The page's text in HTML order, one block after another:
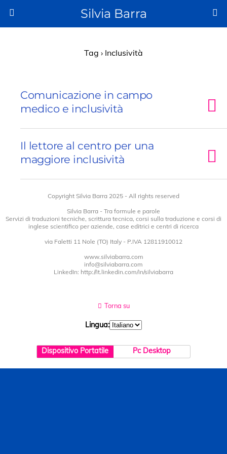
Silvia Barra
Tag › Inclusività
Comunicazione in campo
medico e inclusività
Il lettore al centro per una
maggiore inclusività
Copyright Silvia Barra 2025 - All rights reserved
Silvia Barra - Tra formule e parole
Servizi di traduzioni tecniche, scrittura tecnica, corsi sulla traduzione e corsi di
inglese scientifico per aziende, case editrici e centri di ricerca
via Faletti 11 Nole (TO) Italy - P.IVA 12811910012
www.silviabarra.com
info@silviabarra.com
LinkedIn: http://it.linkedin.com/in/silviabarra
Torna su
Lingua:
Dispositivo Portatile Pc Desktop